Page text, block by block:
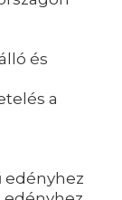
és
a
edényhez